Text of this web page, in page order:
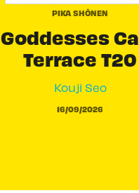
PIKA SHÔNEN
Goddesses
Terrace T20
Kouji Seo
16/09/2026